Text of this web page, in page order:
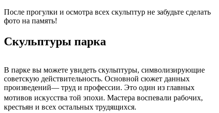
После прогулки и осмотра всех скульптур не забудьте сделать
фото на память!
Скульптуры парка
В парке вы можете увидеть скульптуры, символизирующие
советскую действительность. Основной сюжет данных
произведений— труд и профессии. Это один из главных
мотивов искусства той эпохи. Мастера воспевали рабочих,
крестьян и всех остальных трудящихся.